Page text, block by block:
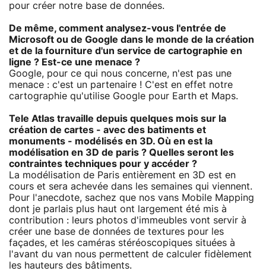
pour créer notre base de données.
De même, comment analysez-vous l'entrée de
Microsoft ou de Google dans le monde de la création
et de la fourniture d'un service de cartographie en
ligne ? Est-ce une menace ?
Google, pour ce qui nous concerne, n'est pas une
menace : c'est un partenaire ! C'est en effet notre
cartographie qu'utilise Google pour Earth et Maps.
Tele Atlas travaille depuis quelques mois sur la
création de cartes - avec des batiments et
monuments - modélisés en 3D. Où en est la
modélisation en 3D de paris ? Quelles seront les
contraintes techniques pour y accéder ?
La modélisation de Paris entièrement en 3D est en
cours et sera achevée dans les semaines qui viennent.
Pour l'anecdote, sachez que nos vans Mobile Mapping
dont je parlais plus haut ont largement été mis à
contribution : leurs photos d'immeubles vont servir à
créer une base de données de textures pour les
façades, et les caméras stéréoscopiques situées à
l'avant du van nous permettent de calculer fidèlement
les hauteurs des bâtiments.